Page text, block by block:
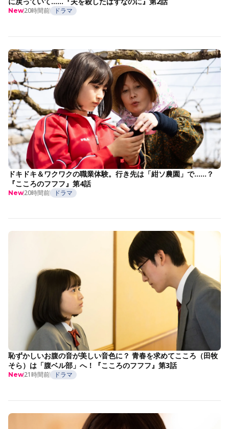
New20時間前 ドラマ
ドキドキ＆ワクワクの職業体験。行き先は「紺ソ農園」で……？
『こころのフフフ』第4話
New20時間前 ドラマ
恥ずかしいお腹の音が美しい音色に？ 青春を求めてこころ（田牧
そら）は「腹ベル部」へ！『こころのフフフ』第3話
New21時間前 ドラマ